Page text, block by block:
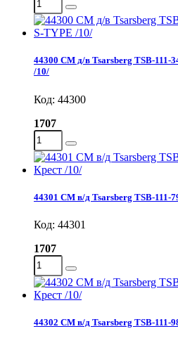
44300 СМ д/в Tsarsberg TSB-111-
/10/
Код: 44300
1707
44301 СМ в/д Tsarsberg TSB-111-
Код: 44301
1707
44302 СМ в/д Tsarsberg TSB-111-